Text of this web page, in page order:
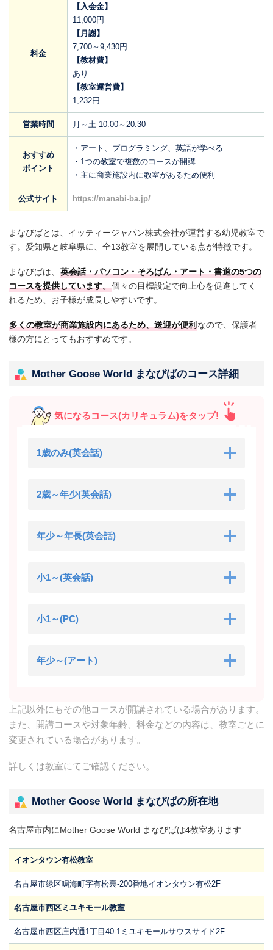
名古屋市東区矢田1-3-9 ダイアパレス大曽根102
名古屋市南区扇田町36 相互ビル 202
名古屋市南区道徳通三丁目16番 タケセイハイツ道徳1階1号室
アピタ名古屋北教室
名古屋市北区辻町9-1 アピタ名古屋北
イオンメイトピア教室
名東北教室
名古屋市名東区猪子石2-502 ユタカビル1F
緑教室
アピタ緑教室
明倫有松教室
料金
【入会金】
11,000円
【月謝】
7,700～9,430円
【教材費】
あり
【教室運営費】
1,232円
営業時間 月～土 10:00～20:30
おすすめ
ポイント
・アート、プログラミング、英語が学べる
・1つの教室で複数のコースが開講
・主に商業施設内に教室があるため便利
公式サイト https://manabi-ba.jp/
まなびばとは、イッティージャパン株式会社が運営する幼児教室で
す。愛知県と岐阜県に、全13教室を展開している点が特徴です。
まなびばは、 英会話・パソコン・そろばん・アート・書道の5つの
コースを提供しています。個々の目標設定で向上心を促進してく
れるため、お子様が成長しやすいです。
多くの教室が商業施設内にあるため、送迎が便利 なので、保護者
様の方にとってもおすすめです。
Mother Goose World まなびばのコース詳細
気になるコース(カリキュラム)をタップ!
1歳のみ(英会話)
2歳～年少(英会話)
年少～年長(英会話)
小1～(英会話)
小1～(PC)
年少～(アート)
上記以外にもその他コースが開講されている場合があります。
また、開講コースや対象年齢、料金などの内容は、教室ごとに
変更されている場合があります。
詳しくは教室にてご確認ください。
Mother Goose World まなびばの所在地
名古屋市内にMother Goose World まなびばは4教室あります
イオンタウン有松教室
名古屋市緑区鳴海町字有松裏-200番地イオンタウン有松2F
名古屋市⻄区ミユキモール教室
名古屋市西区庄内通1丁目40-1ミユキモールサウスサイド2F